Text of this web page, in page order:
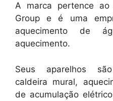
A marca pertence ao
Group e é uma
aquecimento de
aquecimento.
Seus aparelhos
caldeira mural,
de acumulação